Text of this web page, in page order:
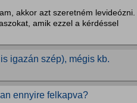
akkor azt szeretném levideózni.
amik ezzel a kérdéssel
igazán szép), mégis kb.
ennyire felkapva?